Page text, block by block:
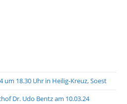
um 18.30 Uhr in Heilig-Kreuz, Soest
Dr. Udo Bentz am 10.03.24